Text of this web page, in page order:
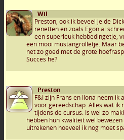
Wil
Preston, ook ik beveel je de
renetten en zoals Egon al
een superleuk hebbedingetje,
een mooi mustangrolletje. Maar
net zo goed met de grote
Succes he?
Preston
F&I zijn Frans en Ilona neem ik
voor gereedschap. Alles wat ik
tijdens de cursus. Is wel zo
hebben hun kwaliteit wel
uitrekenen hoeveel ik nog moet